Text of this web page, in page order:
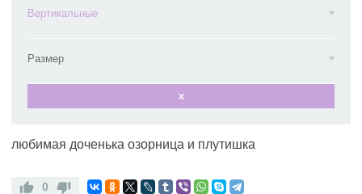
Вертикальные
Размер
x
любимая доченька озорница и плутишка
0